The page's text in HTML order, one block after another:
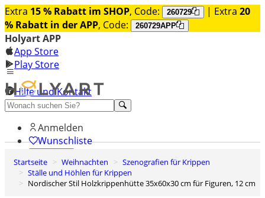
Extra 15 % Rabatt im SHOP, Code: 260729 | Extra 20
% Rabatt in der APP, Code: 260729APP
Holyart APP
App Store
Play Store
Hilfe und Kontakt
Entdecken Sie Premium
Anmelden
Wunschliste
0
Warenkorb
Startseite Weihnachten
Szenografien für Krippen
Ställe und Höhlen für Krippen
Nordischer Stil Holzkrippenhütte 35x60x30 cm für Figuren, 12 cm